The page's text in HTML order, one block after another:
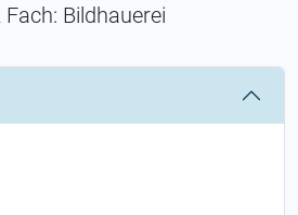
Bildhauerei